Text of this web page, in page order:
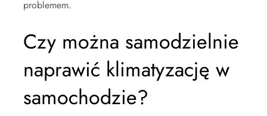
problemem.
Czy można samodzielnie
naprawić klimatyzację w
samochodzie?